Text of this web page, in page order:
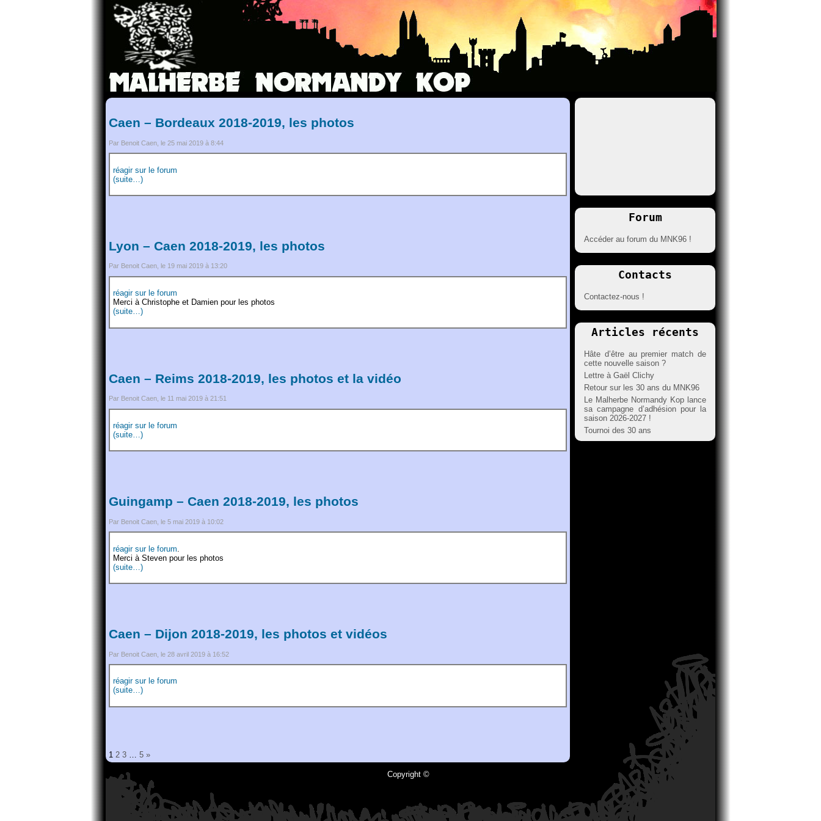
Caen – Bordeaux 2018-2019, les photos
Par Benoit Caen, le 25 mai 2019 à 8:44
réagir sur le forum
(suite…)
Lyon – Caen 2018-2019, les photos
Par Benoit Caen, le 19 mai 2019 à 13:20
réagir sur le forum
Merci à Christophe et Damien pour les photos
(suite…)
Caen – Reims 2018-2019, les photos et la vidéo
Par Benoit Caen, le 11 mai 2019 à 21:51
réagir sur le forum
(suite…)
Guingamp – Caen 2018-2019, les photos
Par Benoit Caen, le 5 mai 2019 à 10:02
réagir sur le forum
Merci à Steven pour les photos
(suite…)
Caen – Dijon 2018-2019, les photos et vidéos
Par Benoit Caen, le 28 avril 2019 à 16:52
réagir sur le forum
(suite…)
1 2 3 5 »
Forum
Accéder au forum du MNK96 !
Contacts
Contactez-nous !
Articles récents
Hâte d’être au premier match de
cette nouvelle saison ?
Lettre à Gaël Clichy
Retour sur les 30 ans du MNK96
Le Malherbe Normandy Kop lance
sa campagne d’adhésion pour la
saison 2026-2027 !
Tournoi des 30 ans
Copyright ©